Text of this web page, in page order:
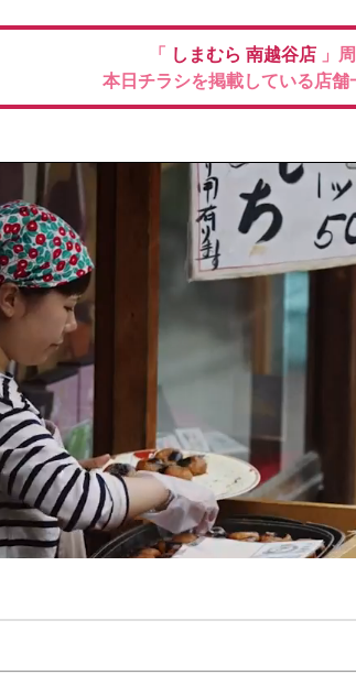
「 しまむら 南越谷店 」
本日チラシを掲載している店舗